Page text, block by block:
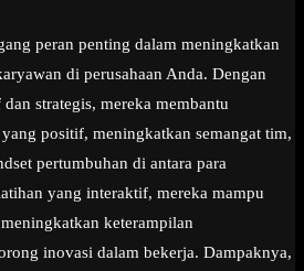
peran penting dalam meningkatkan
di perusahaan Anda. Dengan
strategis, mereka membantu
positif, meningkatkan semangat tim,
pertumbuhan di antara para
yang interaktif, mereka mampu
keterampilan
inovasi dalam bekerja. Dampaknya,